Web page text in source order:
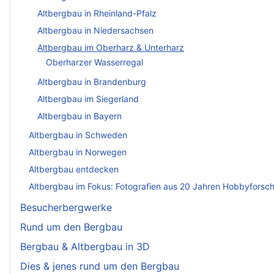
Altbergbau in Rheinland-Pfalz
Altbergbau in Niedersachsen
Altbergbau im Oberharz & Unterharz
Oberharzer Wasserregal
Altbergbau in Brandenburg
Altbergbau im Siegerland
Altbergbau in Bayern
Altbergbau in Schweden
Altbergbau in Norwegen
Altbergbau entdecken
Altbergbau im Fokus: Fotografien aus 20 Jahren
Besucherbergwerke
Rund um den Bergbau
Bergbau & Altbergbau in 3D
Dies & jenes rund um den Bergbau